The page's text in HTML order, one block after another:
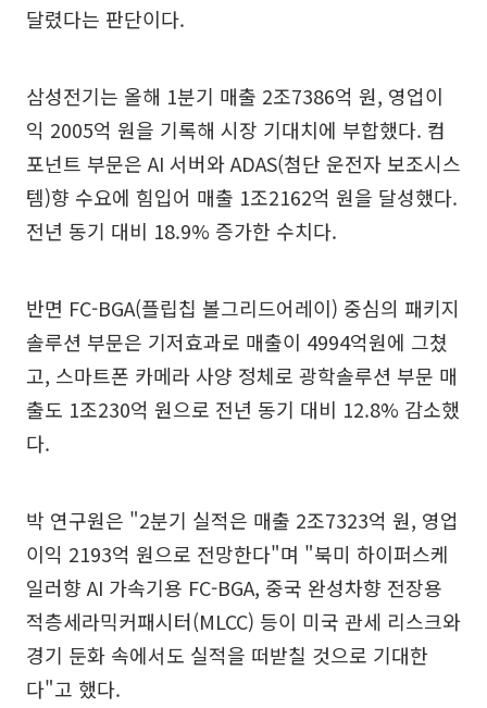
달렸다는 판단이다.
삼성전기는 올해 1분기 매출 2조7386억 원, 영업이
익 2005억 원을 기록해 시장 기대치에 부합했다. 컴
포넌트 부문은 AI 서버와 ADAS(첨단 운전자 보조시스
템)향 수요에 힘입어 매출 1조2162억 원을 달성했다.
전년 동기 대비 18.9% 증가한 수치다.
반면 FC-BGA(플립칩 볼그리드어레이) 중심의 패키지
솔루션 부문은 기저효과로 매출이 4994억원에 그쳤
고, 스마트폰 카메라 사양 정체로 광학솔루션 부문 매
출도 1조230억 원으로 전년 동기 대비 12.8% 감소했
다.
박 연구원은 "2분기 실적은 매출 2조7323억 원, 영업
이익 2193억 원으로 전망한다"며 "북미 하이퍼스케
일러향 AI 가속기용 FC-BGA, 중국 완성차향 전장용
적층세라믹커패시터(MLCC) 등이 미국 관세 리스크와
경기 둔화 속에서도 실적을 떠받칠 것으로 기대한
다"고 했다.